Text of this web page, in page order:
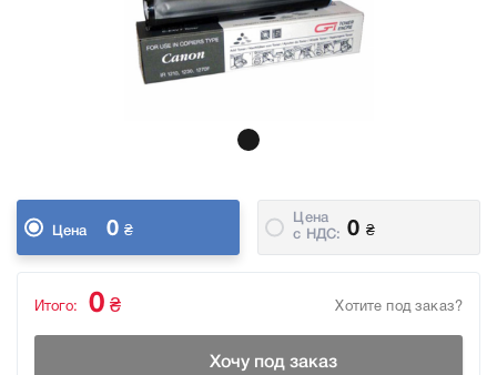
Цена 0 ₴
Цена
c НДС:
0 ₴
Хотите под заказ?
Итого: 0 ₴
Хочу под заказ